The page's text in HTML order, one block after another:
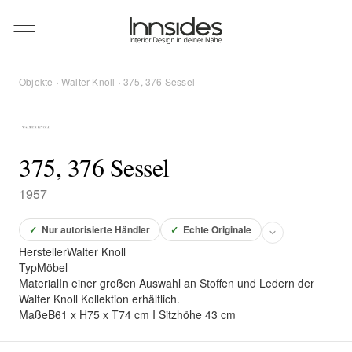
Magazin
Showrooms
Objekte
Über uns
Für Händler
Objekte ›Walter Knoll › 375, 376 Sessel
375, 376 Sessel
1957
✓ Nur autorisierte Händler ✓ Echte Originale
HerstellerWalter Knoll
TypMöbel
MaterialIn einer großen Auswahl an Stoffen und Ledern der
Walter Knoll Kollektion erhältlich.
MaßeB61 x H75 x T74 cm I Sitzhöhe 43 cm